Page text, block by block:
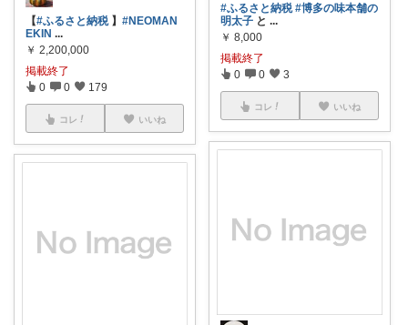
【#ふるさと納税】 #NEOMAN
EKIN ...
￥ 2,200,000
掲載終了
0 0 179
コレ いいね
#ふるさと納税 #博多の味本舗の
明太子 と ...
￥ 8,000
掲載終了
0 0 3
コレ いいね